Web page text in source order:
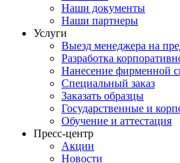
Наши документы
Наши партнеры
Услуги
Выезд менеджера на
Разработка
Нанесение фирменной
Специальный заказ
Заказать образцы
Государственные и
Обучение и аттестация
Пресс-центр
Акции
Новости